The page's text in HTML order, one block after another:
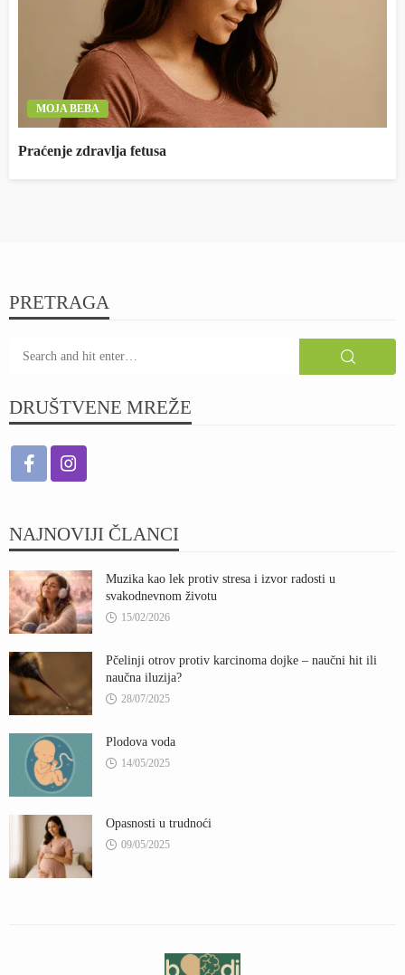
MOJA BEBA
Praćenje zdravlja fetusa
PRETRAGA
DRUŠTVENE MREŽE
NAJNOVIJI ČLANCI
Muzika kao lek protiv stresa i izvor radosti u
svakodnevnom životu
15/02/2026
Pčelinji otrov protiv karcinoma dojke – naučni hit ili
naučna iluzija?
28/07/2025
Plodova voda
14/05/2025
Opasnosti u trudnoći
09/05/2025